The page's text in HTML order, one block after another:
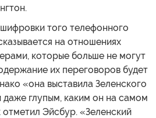
того телефонного
на отношениях
которые больше не могут
их переговоров будет
«она выставила Зеленского
даже глупым, каким он на самом
отметил Эйсбур. «Зеленский